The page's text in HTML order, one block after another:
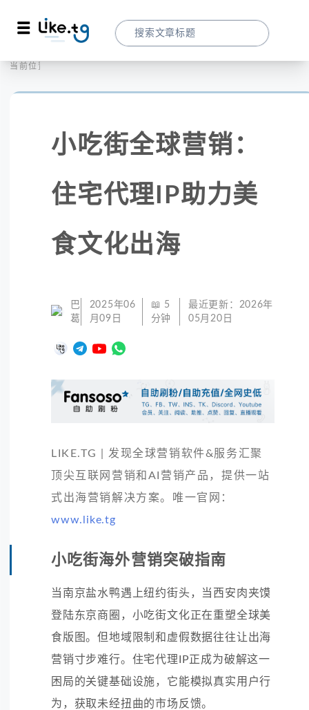
当前位置：
小吃街全球营销：
住宅代理IP助力美
食文化出海
巴
葛
2025年06
月09日
📖 5
分钟
最近更新： 2026年
05月20日
LIKE.TG | 发现全球营销软件&服务汇聚
顶尖互联网营销和AI营销产品，提供一站
式出海营销解决方案。唯一官网：
www.like.tg
小吃街海外营销突破指南
当南京盐水鸭遇上纽约街头，当西安肉夹馍
登陆东京商圈，小吃街文化正在重塑全球美
食版图。但地域限制和虚假数据往往让出海
营销寸步难行。住宅代理IP正成为破解这一
困局的关键基础设施，它能模拟真实用户行
为，获取未经扭曲的市场反馈。